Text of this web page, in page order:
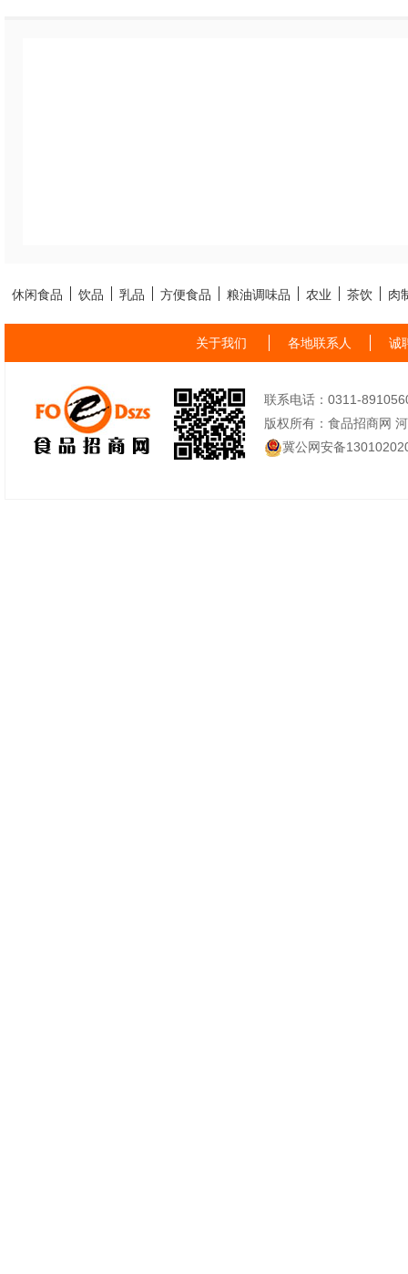
休闲食品 饮品 乳品 方便食品 粮油调味品 农业 茶饮 肉
关于我们 各地联系人 诚
联系电话：0311-
版权所有：食品招商网
冀公网安备